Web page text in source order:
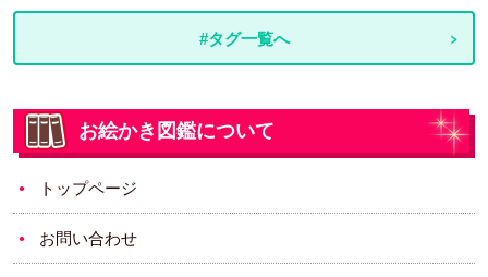
#タグ一覧へ
お絵かき図鑑について
トップページ
お問い合わせ